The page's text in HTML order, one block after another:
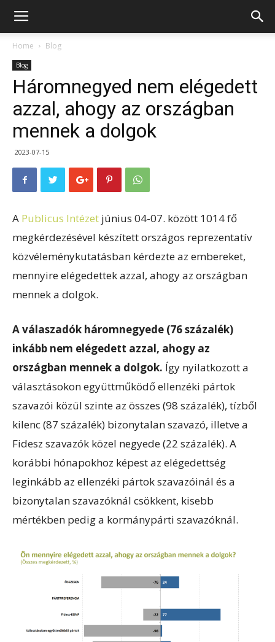
Home Blog
Blog
Háromnegyed nem elégedett
azzal, ahogy az országban
mennek a dolgok
2023-07-15
A Publicus Intézet június 04-07. között 1014 fő
megkérdezésével készített országos reprezentatív
közvéleménykutatásban kérdezte az embereket,
mennyire elégedettek azzal, ahogy az országban
mennek a dolgok.
A válaszadók háromnegyede (76 százalék)
inkább nem elégedett azzal, ahogy az
országban mennek a dolgok. Így nyilatkozott a
választásokon együttműködő ellenzéki pártok
szavazói közül szinte az összes (98 százalék), tízből
kilenc (87 százalék) bizonytalan szavazó, illetve a
Fidesz szavazók közel negyede (22 százalék). A
korábbi hónapokhoz képest az elégedettség
leginkább az ellenzéki pártok szavazóinál és a
bizonytalan szavazóknál csökkent, kisebb
mértékben pedig a kormánypárti szavazóknál.